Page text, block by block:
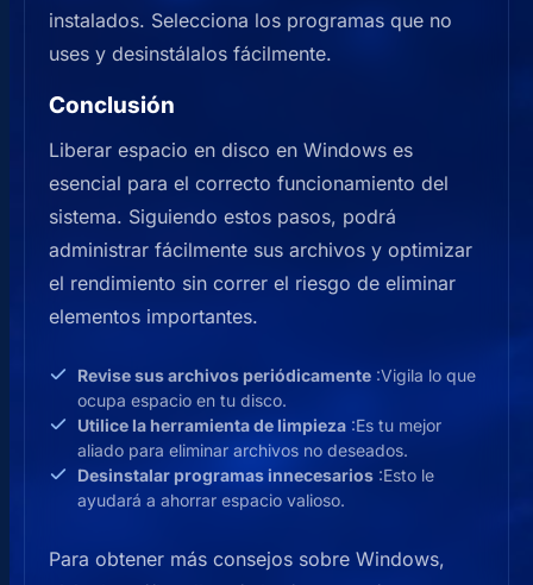
instalados. Selecciona los programas que no
uses y desinstálalos fácilmente.
Conclusión
Liberar espacio en disco en Windows es
esencial para el correcto funcionamiento del
sistema. Siguiendo estos pasos, podrá
administrar fácilmente sus archivos y optimizar
el rendimiento sin correr el riesgo de eliminar
elementos importantes.
Revise sus archivos periódicamente :Vigila lo que
ocupa espacio en tu disco.
Utilice la herramienta de limpieza :Es tu mejor
aliado para eliminar archivos no deseados.
Desinstalar programas innecesarios :Esto le
ayudará a ahorrar espacio valioso.
Para obtener más consejos sobre Windows,